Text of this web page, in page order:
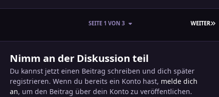
WEITER
SEITE 1 VON 3
Nimm an der Diskussion teil
Du kannst jetzt einen Beitrag schreiben und dich später
registrieren. Wenn du bereits ein Konto hast, melde dich
an, um den Beitrag über dein Konto zu veröffentlichen.